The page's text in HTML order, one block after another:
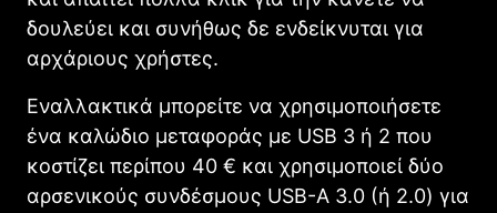
δουλεύει και συνήθως δε ενδείκνυται για
αρχάριους χρήστες.
Εναλλακτικά μπορείτε να χρησιμοποιήσετε
ένα καλώδιο μεταφοράς με USB 3 ή 2 που
κοστίζει περίπου 40 € και χρησιμοποιεί δύο
αρσενικούς συνδέσμους USB-A 3.0 (ή 2.0) για